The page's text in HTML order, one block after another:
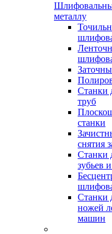
металлу
Станки
труб
станки
снятия
Станки
зубьев
Станки
ножей
машин